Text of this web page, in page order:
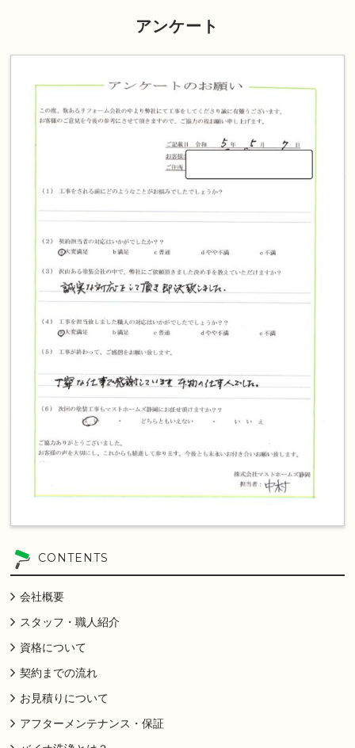
アンケート
CONTENTS
会社概要
スタッフ・職人紹介
資格について
契約までの流れ
お見積りについて
アフターメンテナンス・保証